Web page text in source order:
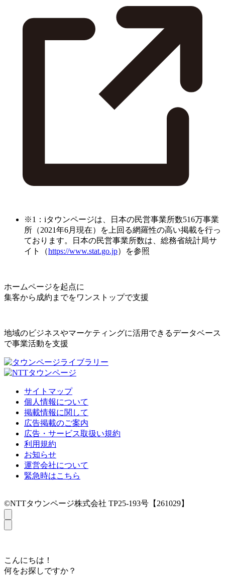
※1：iタウンページは、日本の民営事業所数516万事業
所（2021年6月現在）を上回る網羅性の高い掲載を行っ
ております。日本の民営事業所数は、総務省統計局サ
イト（https://www.stat.go.jp）を参照
ホームページを起点に
集客から成約までをワンストップで支援
地域のビジネスやマーケティングに活用できるデータベース
で事業活動を支援
サイトマップ
個人情報について
掲載情報に関して
広告掲載のご案内
広告・サービス取扱い規約
利用規約
お知らせ
運営会社について
緊急時はこちら
©NTTタウンページ株式会社 TP25-193号【261029】
こんにちは！
何をお探しですか？